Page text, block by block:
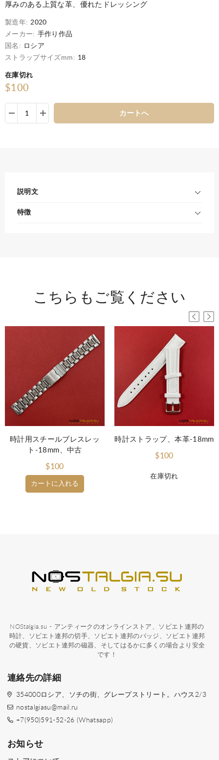
厚みのある上質な革、優れたドレッシング
製造年: 2020
メーカー: 手作り作品
国名:
ロシア
ストラップサイズmm: 18
在庫切れ
$100
カートへ
説明文
特徴
こちらもご覧ください
カートに入れる
時計用スチールブレスレッ
ト-18mm、中古
$100
在庫切れ
時計ストラップ、本革-18mm
$100
NOStalgia.su - アンティークのオンラインストア、ソビエト連邦の
時計、ソビエト連邦の切手、ソビエト連邦のバッジ、ソビエト連邦
の硬貨、ソビエト連邦の磁器、そしてはるかに多くの場合より安全
です！
連絡先の詳細
354000ロシア、ソチの街、グレープストリート。ハウス2/3
nostalgiasu@mail.ru
+7(950)591-52-26 (Whatsapp)
お知らせ